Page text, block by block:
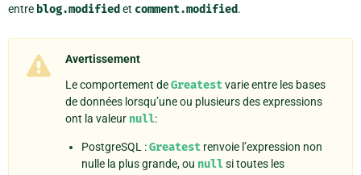
entre blog.modified et comment.modified.
Avertissement
Le comportement deGreatestvarie entre les bases
de données lorsqu’une ou plusieurs des expressions
ont la valeur null:
PostgreSQL :Greatest renvoie l’expression non
nulle la plus grande, ou nullsi toutes les